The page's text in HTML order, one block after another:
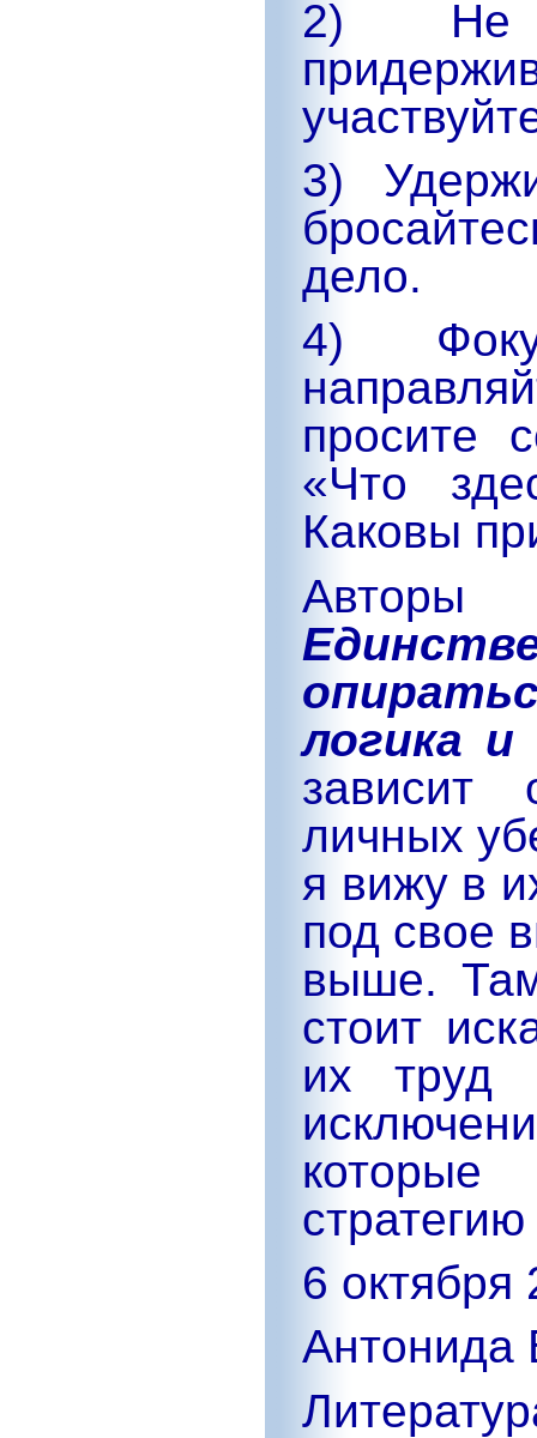
2) Не
3)
дело.
4)
просите
«Что
Каковы
логика
личных
я вижу в
под свое
выше.
стоит
их труд
6 октября
Антонида